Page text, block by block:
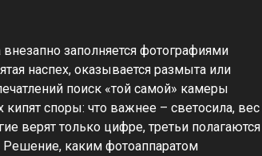
заполняется фотографиями
наспех, оказывается размыта или
поиск «той самой» камеры
споры: что важнее – светосила, вес
верят только цифре, третьи полагаются
Решение, каким фотоаппаратом